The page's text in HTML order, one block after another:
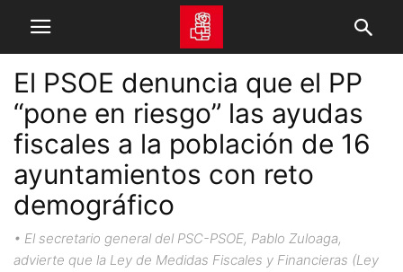
El PSOE denuncia que el PP
“pone en riesgo” las ayudas
fiscales a la población de 16
ayuntamientos con reto
demográfico
• El secretario general del PSC-PSOE, Pablo Zuloaga,
advierte que la Ley de Medidas Fiscales y Financieras (Ley